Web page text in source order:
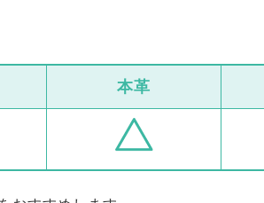
本革